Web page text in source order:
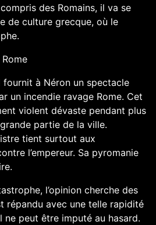
des Romains, il va se
de culture grecque, où le
fournit à Néron un spectacle
un incendie ravage Rome. Cet
violent dévaste pendant plus
partie de la ville.
tient surtout aux
l’empereur. Sa pyromanie
l’opinion cherche des
répandu avec une telle rapidité
ne peut être imputé au hasard.